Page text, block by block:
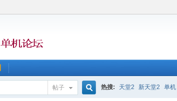
帖子 热搜: 天堂2 新天堂2 单机
天堂2单机论坛 欢